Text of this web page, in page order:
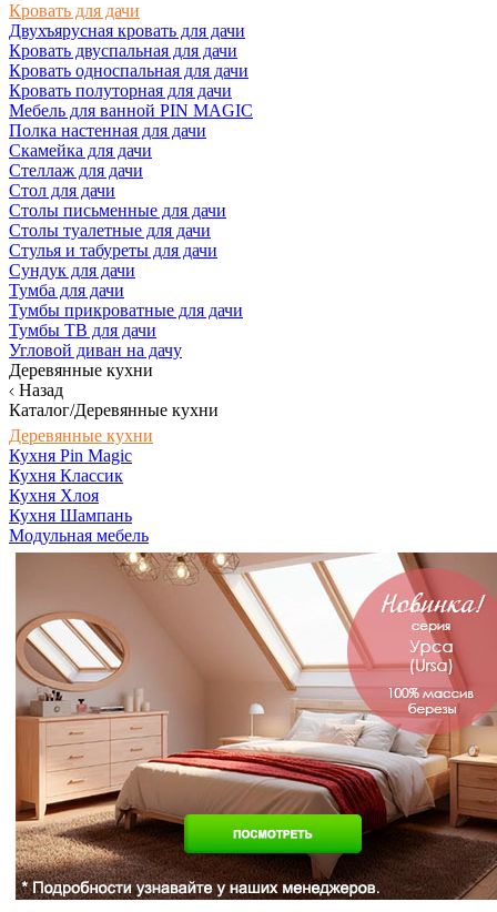
Кровать для дачи
Двухъярусная кровать для дачи
Кровать двуспальная для дачи
Кровать односпальная для дачи
Кровать полуторная для дачи
Мебель для ванной PIN MAGIC
Полка настенная для дачи
Скамейка для дачи
Стеллаж для дачи
Стол для дачи
Столы письменные для дачи
Столы туалетные для дачи
Стулья и табуреты для дачи
Сундук для дачи
Тумба для дачи
Тумбы прикроватные для дачи
Тумбы ТВ для дачи
Угловой диван на дачу
Деревянные кухни
Назад
Каталог/Деревянные кухни
Деревянные кухни
Кухня Pin Magic
Кухня Классик
Кухня Хлоя
Кухня Шампань
Модульная мебель